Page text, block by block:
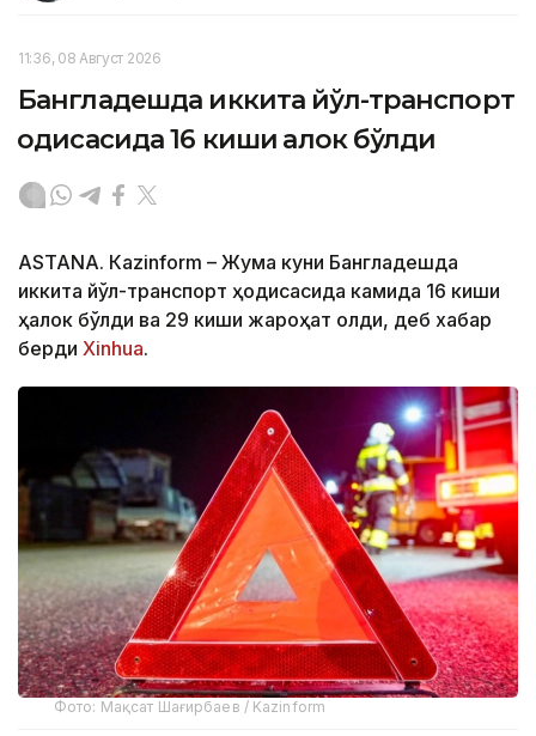
11:36, 08 Август 2026
Бангладешда иккита йўл-транспорт
ҳодисасида 16 киши ҳалок бўлди
ASTANА. Кazinform – Жума куни Бангладешда
иккита йўл-транспорт ҳодисасида камида 16 киши
ҳалок бўлди ва 29 киши жароҳат олди, деб хабар
берди Xinhua.
Фото: Мақсат Шағирбаев / Kazinform